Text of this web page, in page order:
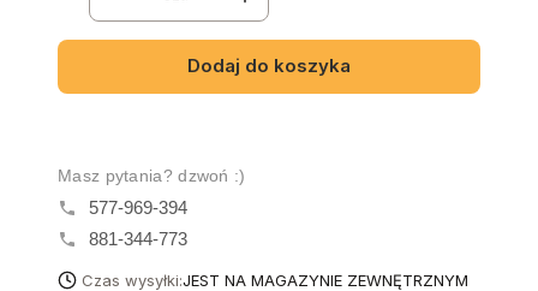
Dodaj do koszyka
Masz pytania? dzwoń :)
577-969-394
881-344-773
Czas wysyłki:JEST NA MAGAZYNIE ZEWNĘTRZNYM